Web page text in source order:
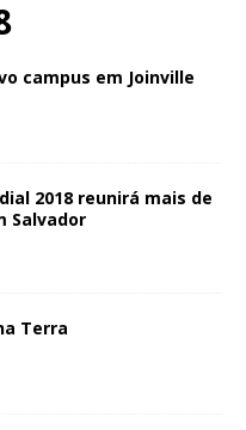
campus em Joinville
2018 reunirá mais de
Salvador
Terra